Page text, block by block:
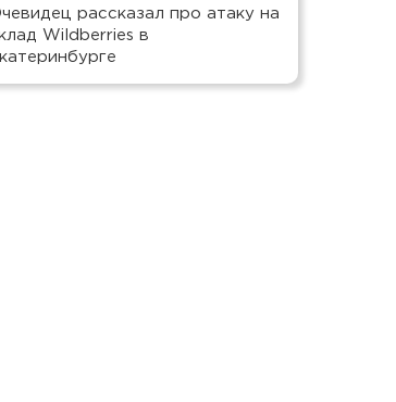
рассказал про атаку на
Wildberries в